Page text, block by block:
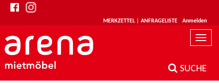
MERKZETTEL ANFRAGELISTE Anmelden
Toggle
SUCHE